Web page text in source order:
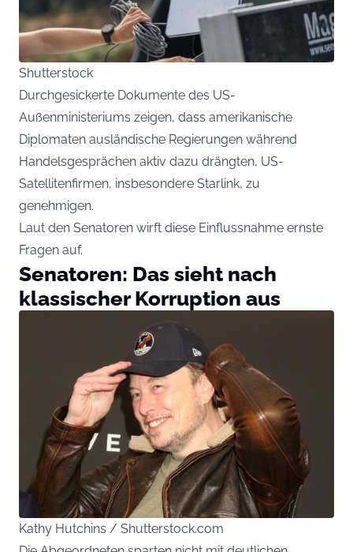
Shutterstock
Durchgesickerte Dokumente des US-
Außenministeriums zeigen, dass amerikanische
Diplomaten ausländische Regierungen während
Handelsgesprächen aktiv dazu drängten, US-
Satellitenfirmen, insbesondere Starlink, zu
genehmigen.
Laut den Senatoren wirft diese Einflussnahme ernste
Fragen auf.
Senatoren: Das sieht nach
klassischer Korruption aus
Kathy Hutchins / Shutterstock.com